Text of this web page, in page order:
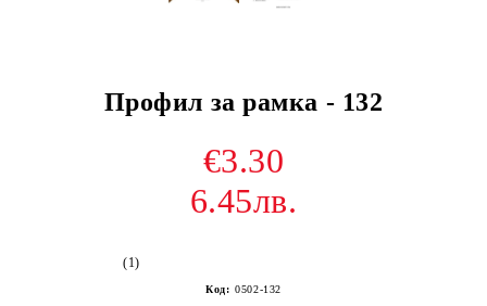
Профил за рамка - 132
€3.30
6.45лв.
(1)
Код: 0502-132